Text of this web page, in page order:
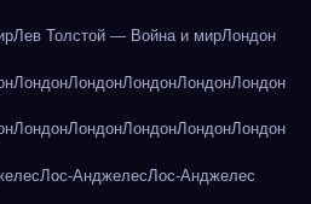
Лев Толстой — Война и мирЛондон
ЛондонЛондонЛондонЛондонЛондон
ЛондонЛондонЛондонЛондонЛондон
Лос-АнджелесЛос-Анджелес